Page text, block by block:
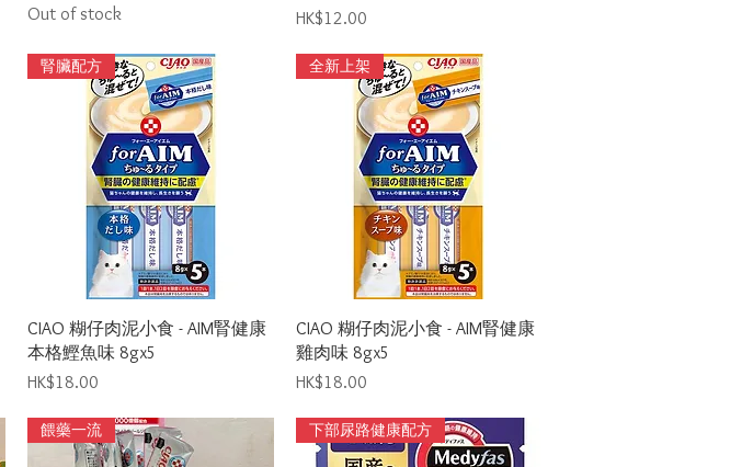
Out of stock
Price
HK$12.00
Quick View
腎臟配方
CIAO 糊仔肉泥小食 - AIM腎健康
本格鰹魚味 8gx5
Price
HK$18.00
Quick View
全新上架
CIAO 糊仔肉泥小食 - AIM腎健康
雞肉味 8gx5
Price
HK$18.00
餵藥一流 下部尿路健康配方